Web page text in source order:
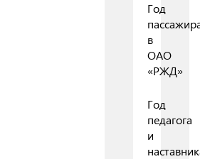
Год
в
ОАО
«РЖД»
Год
педагога
и